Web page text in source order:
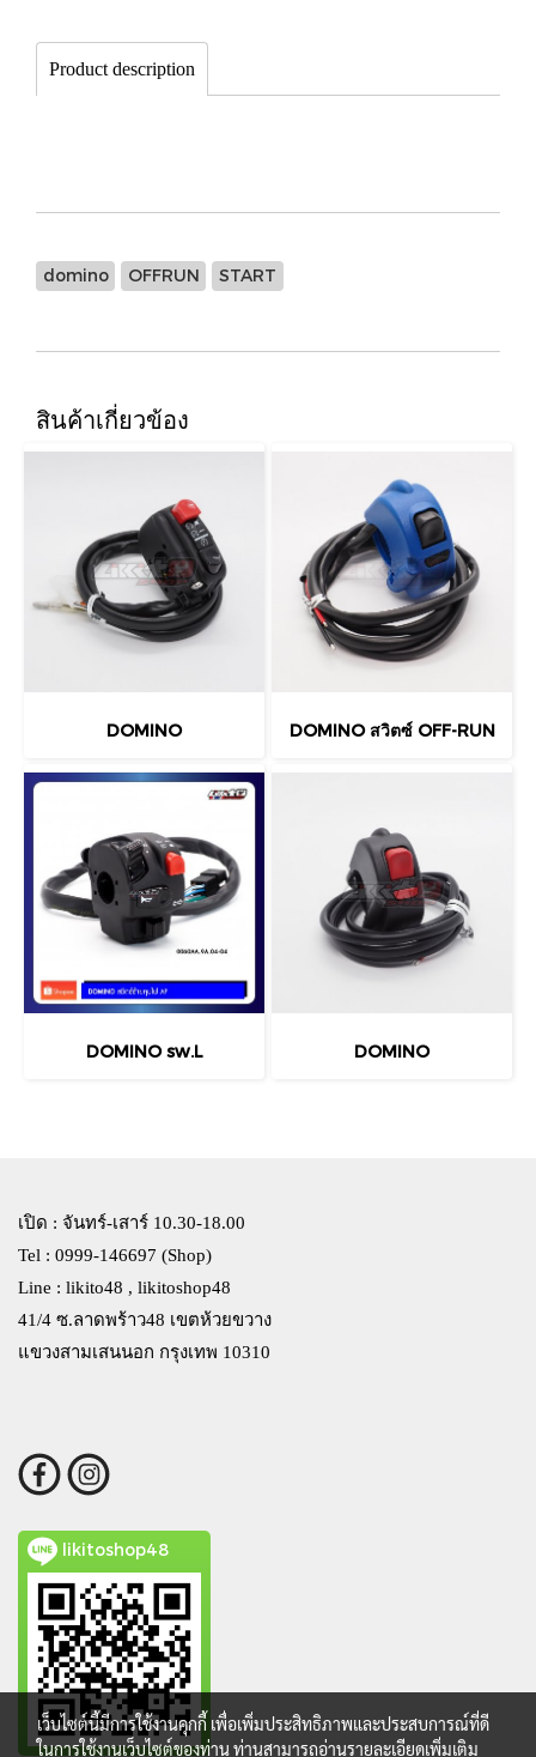
Product description
domino OFFRUN START
สินค้าเกี่ยวข้อง
DOMINO DOMINO สวิตซ์ OFF-RUN
DOMINO sw.L DOMINO
เปิด : จันทร์-เสาร์ 10.30-18.00
Tel : 0999-146697 (Shop)
Line : likito48 , likitoshop48
41/4 ซ.ลาดพร้าว48 เขตห้วยขวาง
แขวงสามเสนนอก กรุงเทพ 10310
likitoshop48
เว็บไซต์นี้มีการใช้งานคุกกี้ เพื่อเพิ่มประสิทธิภาพและประสบการณ์ที่ดี
ในการใช้งานเว็บไซต์ของท่าน ท่านสามารถอ่านรายละเอียดเพิ่มเติม